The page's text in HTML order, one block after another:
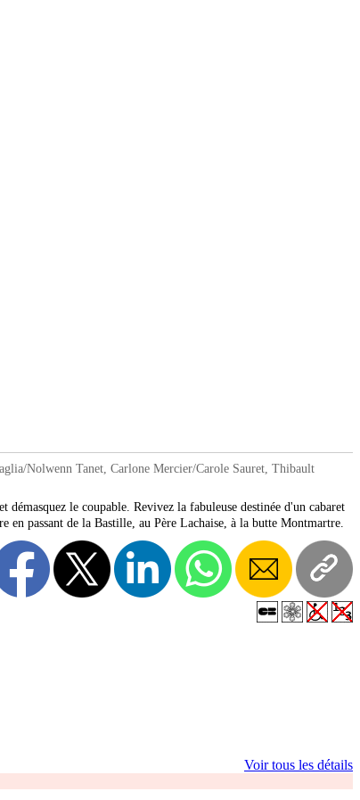
Nolwenn Tanet, Carlone Mercier/Carole Sauret, Thibault
le coupable. Revivez la fabuleuse destinée d'un cabaret
en passant de la Bastille, au Père Lachaise, à la butte Montmartre.
Voir tous les détails